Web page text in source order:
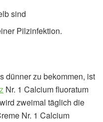
sind
Pilzinfektion.
dünner zu bekommen, ist
Nr. 1 Calcium fluoratum
zweimal täglich die
Nr. 1 Calcium